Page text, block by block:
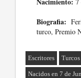
Biografia:
turco, Premio
Escritores Turcos
Nacidos en 7 de